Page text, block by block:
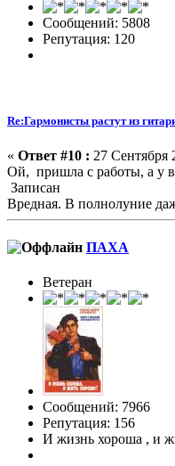
Сообщений: 5808
Репутация: 120
Re:Гармонисты растут из
« Ответ #10 : 27 Сентября
Ой, пришла с работы, а у
Записан
Вредная. В полнолуние
ПАХА
Ветеран
Сообщений: 7966
Репутация: 156
И жизнь хороша , и